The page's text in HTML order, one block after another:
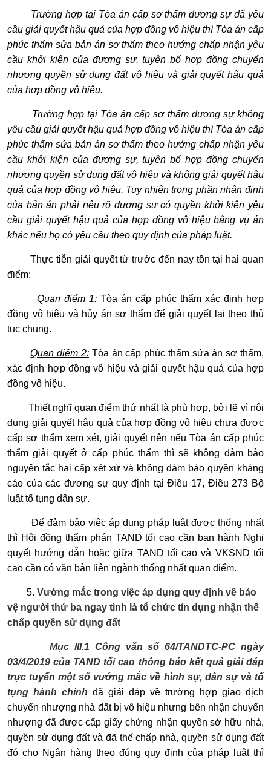
Trường hợp tại Tòa án cấp sơ thẩm đương sự đã yêu
cầu giải quyết hậu quả của hợp đồng vô hiệu thì Tòa án cấp
phúc thẩm sửa bản án sơ thẩm theo hướng chấp nhận yêu
cầu khởi kiện của đương sự, tuyên bố hợp đồng chuyển
nhượng quyền sử dụng đất vô hiệu và giải quyết hậu quả
của hợp đồng vô hiệu.
Trường hợp tại Tòa án cấp sơ thẩm đương sự không
yêu cầu giải quyết hậu quả hợp đồng vô hiệu thì Tòa án cấp
phúc thẩm sửa bản án sơ thẩm theo hướng chấp nhận yêu
cầu khởi kiện của đương sự, tuyên bố hợp đồng chuyển
nhượng quyền sử dụng đất vô hiệu và không giải quyết hậu
quả của hợp đồng vô hiệu. Tuy nhiên trong phần nhận định
của bản án phải nêu rõ đương sự có quyền khởi kiện yêu
cầu giải quyết hậu quả của hợp đồng vô hiệu bằng vụ án
khác nếu họ có yêu cầu theo quy định của pháp luật.
Thực tiễn giải quyết từ trước đến nay tồn tại hai quan
điểm:
Quan điểm 1: Tòa án cấp phúc thẩm xác định hợp
đồng vô hiệu và hủy án sơ thẩm để giải quyết lại theo thủ
tục chung.
Quan điểm 2:Tòa án cấp phúc thẩm sửa án sơ thẩm,
xác định hợp đồng vô hiệu và giải quyết hậu quả của hợp
đồng vô hiệu.
Thiết nghĩ quan điểm thứ nhất là phù hợp, bởi lẽ vì nội
dung giải quyết hậu quả của hợp đồng vô hiệu chưa được
cấp sơ thẩm xem xét, giải quyết nên nếu Tòa án cấp phúc
thẩm giải quyết ở cấp phúc thẩm thì sẽ không đảm bảo
nguyên tắc hai cấp xét xử và không đảm bảo quyền kháng
cáo của các đương sự quy định tại Điều 17, Điều 273 Bộ
luật tố tụng dân sự.
Để đảm bảo việc áp dụng pháp luật được thống nhất
thì Hội đồng thẩm phán TAND tối cao cần ban hành Nghị
quyết hướng dẫn hoặc giữa TAND tối cao và VKSND tối
cao cần có văn bản liên ngành thống nhất quan điểm.
5. Vướng mắc trong việc áp dụng quy định về bảo
vệ người thứ ba ngay tình là tổ chức tín dụng nhận thế
chấp quyền sử dụng đất
Mục III.1 Công văn số 64/TANDTC-PC ngày
03/4/2019 của TAND tối cao thông báo kết quả giải đáp
trực tuyến một số vướng mắc về hình sự, dân sự và tố
tụng hành chính đã giải đáp về trường hợp giao dịch
chuyển nhượng nhà đất bị vô hiệu nhưng bên nhận chuyển
nhượng đã được cấp giấy chứng nhận quyền sở hữu nhà,
quyền sử dụng đất và đã thế chấp nhà, quyền sử dụng đất
đó cho Ngân hàng theo đúng quy định của pháp luật thì